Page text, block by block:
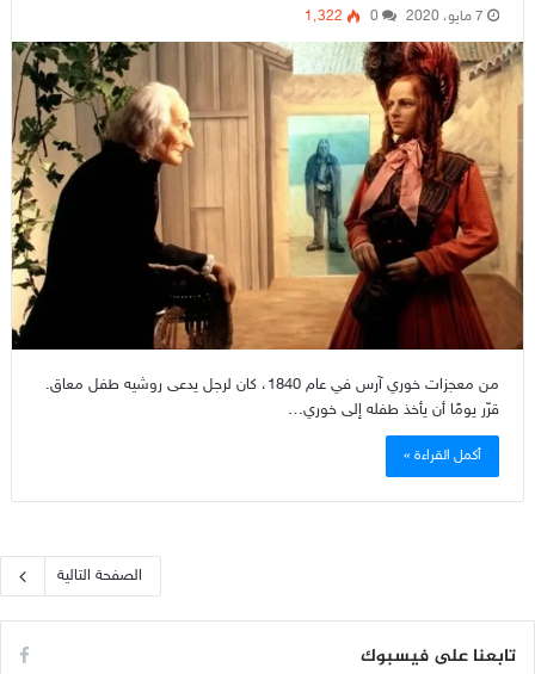
7 مايو، 2020 0 1٬322
من معجزات خوري آرس في عام 1840، كان لرجل يدعى روشيه طفل معاق.
قرّر يومًا أن يأخذ طفله إلى خوري…
أكمل القراءة »
الصفحة التالية
تابعنا على فيسبوك